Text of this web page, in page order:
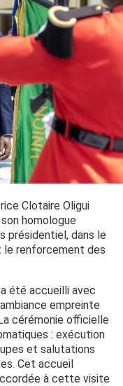
Clotaire Oligui
homologue
présidentiel, dans le
le renforcement des
été accueilli avec
empreinte
cérémonie officielle
: exécution
et salutations
Cet accueil
à cette visite